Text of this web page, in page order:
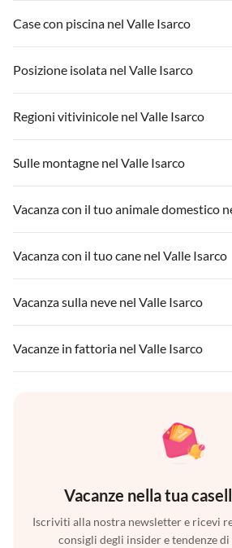
Case con piscina nel Valle Isarco
Posizione isolata nel Valle Isarco
Regioni vitivinicole nel Valle Isarco
Sulle montagne nel Valle Isarco
Vacanza con il tuo animale domestico
Vacanza con il tuo cane nel Valle Isarco
Vacanza sulla neve nel Valle Isarco
Vacanze in fattoria nel Valle Isarco
Vacanze nella tua
Iscriviti alla nostra newsletter e ricevi
consigli degli insider e tendenze